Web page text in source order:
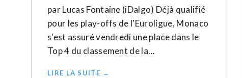
par Lucas Fontaine (iDalgo) Déjà qualifié
pour les play-offs de l'Euroligue, Monaco
s'est assuré vendredi une place dans le
Top 4 du classement de la…
LIRE LA SUITE →